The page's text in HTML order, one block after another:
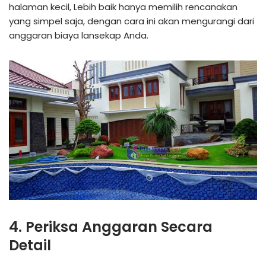
halaman kecil, Lebih baik hanya memilih rencanakan
yang simpel saja, dengan cara ini akan mengurangi dari
anggaran biaya lansekap Anda.
4. Periksa Anggaran Secara
Detail